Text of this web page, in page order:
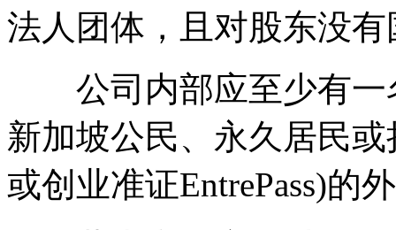
法人团体，且对股东没
公司内部应至少有一
新加坡公民、永久居民
或创业准证EntrePass)的